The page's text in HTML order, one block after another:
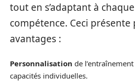
tout en s’adaptant à
compétence. Ceci présente
avantages :
Personnalisation de
capacités individuelles.